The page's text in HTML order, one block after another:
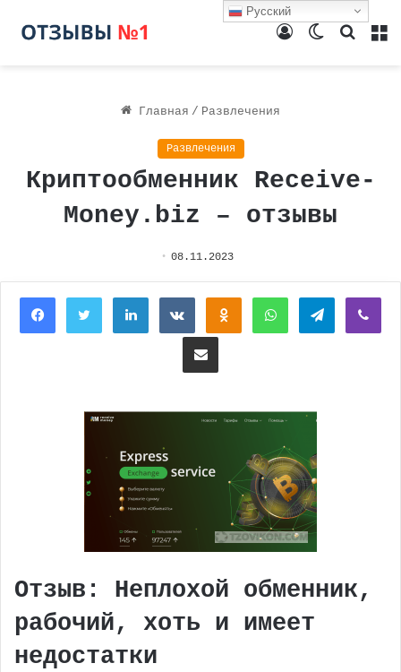
Поиск
Switch
Войти
Главная / Развлечения
Развлечения
Криптообменник Receive-
Money.biz – отзывы
08.11.2023
FacebookTwitterLinkedInВконтактеОдноклассники
WhatsAppTelegram
Поделиться через электронную почту
Отзыв: Неплохой обменник,
рабочий, хоть и имеет
недостатки
Русский